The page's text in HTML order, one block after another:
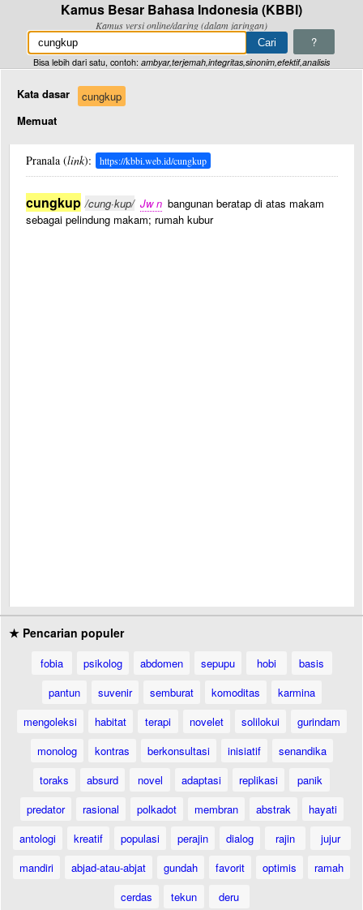
Kamus Besar Bahasa Indonesia (KBBI)
Kamus versi online/daring (dalam jaringan)
?
Bisa lebih dari satu, contoh: ambyar,terjemah,integritas,sinonim,efektif,analisis
Kata dasar
cungkup
Memuat
Pranala (link): https://kbbi.web.id/cungkup
cungkup /cung·kup/ Jw n bangunan beratap di atas makam
sebagai pelindung makam; rumah kubur
★ Pencarian populer
fobia psikolog abdomen sepupu hobi
basis
pantun
suvenir semburat komoditas
karmina
mengoleksi
habitat terapi novelet solilokui
gurindam
monolog
kontras berkonsultasi inisiatif
senandika
toraks
absurd novel adaptasi replikasi
panik
predator
rasional polkadot membran abstrak
hayati
antologi
kreatif populasi perajin dialog rajin
jujur
mandiri
abjad-atau-abjat gundah favorit optimis
ramah
cerdas
tekun deru